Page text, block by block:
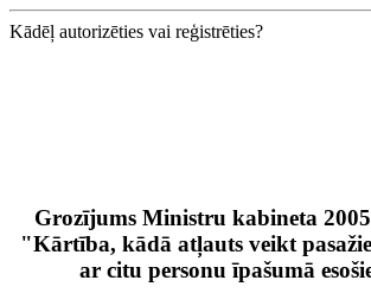
Kādēļ autorizēties vai reģistrēties?
Grozījums Ministru kabineta
"Kārtība, kādā atļauts veikt
ar citu personu īpašumā